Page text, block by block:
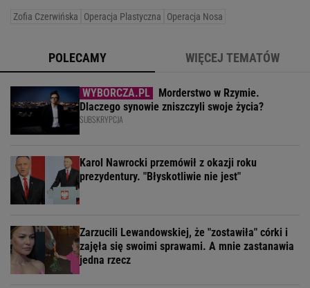
Zofia Czerwińska Operacja Plastyczna Operacja Nosa
POLECAMY WIĘCEJ TEMATÓW
Morderstwo w Rzymie.
Dlaczego synowie zniszczyli swoje życia?
SUBSKRYPCJA
Karol Nawrocki przemówił z okazji roku
prezydentury. "Błyskotliwie nie jest"
Zarzucili Lewandowskiej, że "zostawiła" córki i
zajęła się swoimi sprawami. A mnie zastanawia
jedna rzecz